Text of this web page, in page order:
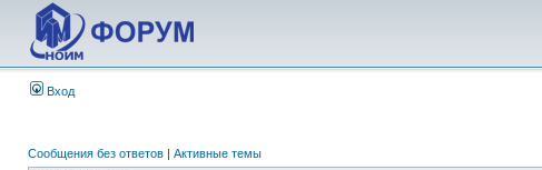
Вход
Сообщения без ответов | Активные темы